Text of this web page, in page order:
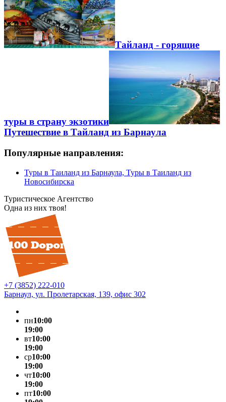
Тайланд - горящие
туры в страну экзотики
Путешествие в Тайланд из Барнаула
Популярные направления:
Туры в Таиланд из Барнаула, Туры в Таиланд из
Новосибирска
Туристическое Агентство
Одна из них твоя!
+7 (3852) 222-010
Барнаул, ул. Пролетарская, 139, офис 302
пн10:00
19:00
вт10:00
19:00
ср10:00
19:00
чт10:00
19:00
пт10:00